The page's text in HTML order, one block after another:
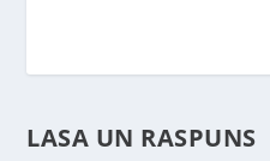
LASA UN RASPUNS